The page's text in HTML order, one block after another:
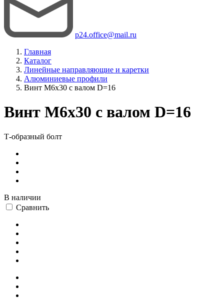
p24.office@mail.ru
Главная
Каталог
Линейные направляющие и каретки
Алюминиевые профили
Винт M6x30 с валом D=16
Винт M6x30 с валом D=16
Т-образный болт
В наличии
Сравнить